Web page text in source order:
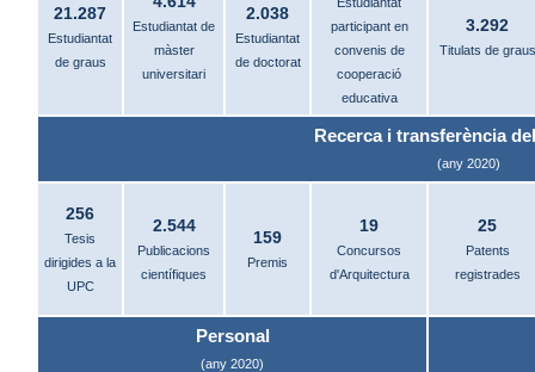
21.287
Estudiantat
de graus
Estudiantat de
màster
universitari
2.038
Estudiantat
de doctorat
participant en
convenis de
cooperació
educativa
3.292
Titulats de graus
Recerca i transferència
(any 2020)
256
Tesis
dirigides a la
UPC
2.544
Publicacions
científiques
159
Premis
19
Concursos
d'Arquitectura
25
Patents
registrades
Personal
(any 2020)